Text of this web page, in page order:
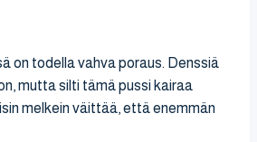
on todella vahva poraus. Denssiä
mutta silti tämä pussi kairaa
melkein väittää, että enemmän